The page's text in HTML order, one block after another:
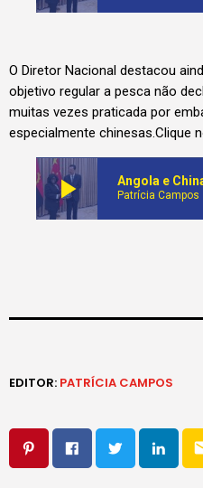
O Diretor Nacional destacou
objetivo regular a pesca não
muitas vezes praticada por
especialmente chinesas.Clique
play_arrow Patrícia Campos
EDITOR: PATRÍCIA CAMPOS